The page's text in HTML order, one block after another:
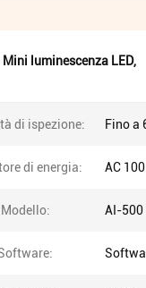
luminescenza LED,
di ispezione: Fino a
di energia: AC
Modello: AI-500